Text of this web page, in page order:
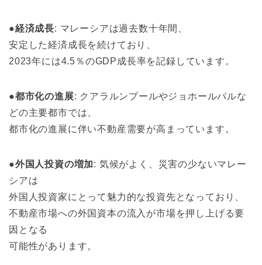
●経済成長: マレーシアは過去数十年間、
安定した経済成長を続けており、
2023年には4.5％のGDP成長率を記録しています。
●都市化の進展: クアラルンプールやジョホールバルな
どの主要都市では、
都市化の進展に伴い不動産需要が高まっています。
●外国人投資の増加: 気候がよく、災害の少ないマレー
シアは
外国人投資家にとって魅力的な投資先となっており、
不動産市場への外国資本の流入が市場を押し上げる要
因となる
可能性があります。